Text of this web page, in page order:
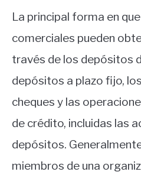
La principal forma en
comerciales pueden
través de los depósitos
depósitos a plazo fijo,
cheques y las
de crédito, incluidas las
depósitos.
miembros de una